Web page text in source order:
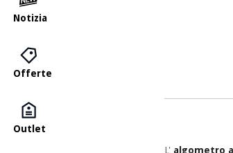
Notizia
Offerte
Outlet
L' algometro